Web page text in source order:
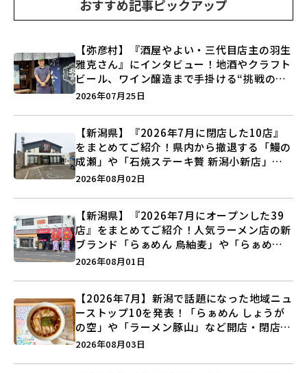
おすすめ記事ピックアップ
【弥彦村】『酒屋やよい・三代目店主の羽生
雅克さん』にインタビュー！地酒やクラフト
ビール、ワイン醸造まで手掛ける“挑戦の歴
史”に迫る♪
2026年07月25日
【新潟県】『2026年7月に閉店した10店』
をまとめてご紹介！県内から撤退する「鰻の
成瀬」や「石焼ステーキ贅 新潟小新店」が
営業に幕…。
2026年08月02日
【新潟県】『2026年7月にオープンした39
店』をまとめてご紹介！人気ラーメン店の新
ブランド「らぁめん 鳥紬麦」や「らぁめん
しょうがの空」など盛りだくさん♪
2026年08月01日
【2026年7月】新潟で話題になった地域ニュ
ーストップ10を発表！「らぁめん しょうが
の空」や「ラーメン豚山」など開店・閉店の
注目記事をランキングでご紹介♪
2026年08月03日